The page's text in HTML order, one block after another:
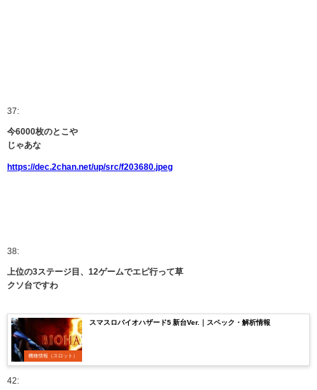
37:
今6000枚のとこや
じゃあな
https://dec.2chan.net/up/src/f203680.jpeg
38:
上位の3ステージ目、12ゲームでエピ行って草
クソ台ですわ
機種情報（スロット）
スマスロバイオハザード5 新台Ver.｜スペック・解析情報
42: